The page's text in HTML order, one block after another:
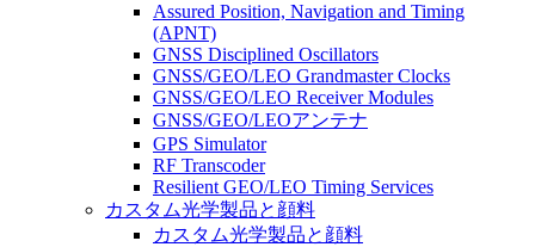
Assured Position, Navigation and Timing
(APNT)
GNSS Disciplined Oscillators
GNSS/GEO/LEO Grandmaster Clocks
GNSS/GEO/LEO Receiver Modules
GNSS/GEO/LEOアンテナ
GPS Simulator
RF Transcoder
Resilient GEO/LEO Timing Services
カスタム光学製品と顔料
カスタム光学製品と顔料